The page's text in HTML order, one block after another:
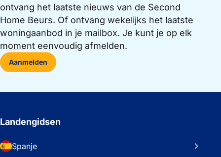
ontvang het laatste nieuws van de Second
Home Beurs. Of ontvang wekelijks het laatste
woningaanbod in je mailbox. Je kunt je op elk
moment eenvoudig afmelden.
Aanmelden
Landengidsen
Spanje